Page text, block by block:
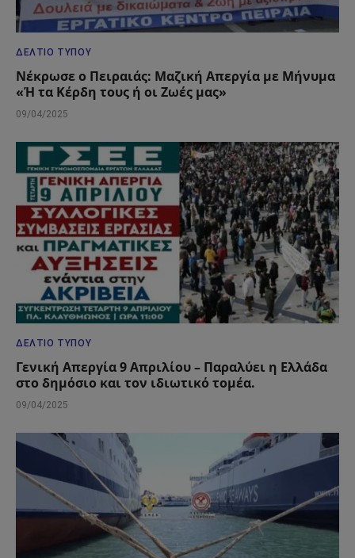
ΔΕΛΤΊΟ ΤΎΠΟΥ
Νέκρωσε ο Πειραιάς: Μαζική Απεργία με Μήνυμα
«Ή τα Κέρδη τους ή οι Ζωές μας»
09/04/2025
ΔΕΛΤΊΟ ΤΎΠΟΥ
Γενική Απεργία 9 Απριλίου – Παραλύει η Ελλάδα
στο δημόσιο και τον ιδιωτικό τομέα.
09/04/2025